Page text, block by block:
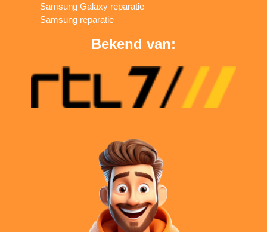
Samsung Galaxy reparatie
Samsung reparatie
Bekend van: